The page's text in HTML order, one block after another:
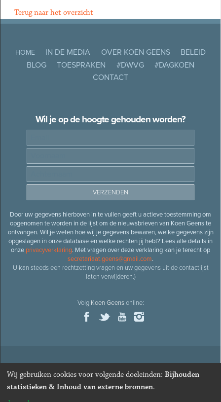
Terug naar het overzicht
HOME IN DE MEDIA OVER KOEN GEENS
BELEID
BLOG
TOESPRAKEN #DWVG
#DAGKOEN
CONTACT
Wil je op de hoogte gehouden worden?
Door uw gegevens hierboven in te vullen geeft u actieve toestemming om
opgenomen te worden in de lijst om de nieuwsbrieven van Koen Geens te
ontvangen. Wil je weten hoe wij je gegevens bewaren, welke gegevens zijn
opgeslagen in onze database en welke rechten jij hebt? Lees alle details in
onze privacyverklaring. Met vragen over deze verklaring kan je terecht op
secretariaat.geens@gmail.com.
U kan steeds een rechtzetting vragen en uw gegevens uit de contactlijst
laten verwijderen.)
Volg Koen Geensonline:
© 2026Oud-minister en ere-volksvertegenwoordiger Koen
· Alle rechten voorbehouden · Cookies wijzigen
Webdesign&website ontwikkelingdoor Zenjoy in Leuven
Wij gebruiken cookies voor volgende doeleinden: Bijhouden
statistieken & Inhoud van externe bronnen.